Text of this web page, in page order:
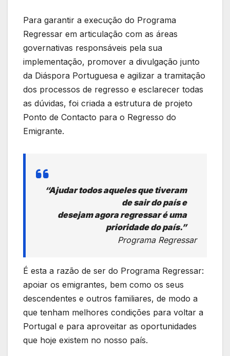
Para garantir a execução do Programa
Regressar em articulação com as áreas
governativas responsáveis pela sua
implementação, promover a divulgação junto
da Diáspora Portuguesa e agilizar a tramitação
dos processos de regresso e esclarecer todas
as dúvidas, foi criada a estrutura de projeto
Ponto de Contacto para o Regresso do
Emigrante.
“Ajudar todos aqueles que tiveram
de sair do país e
desejam agora regressar é uma
prioridade do país.”
Programa Regressar
É esta a razão de ser do Programa Regressar:
apoiar os emigrantes, bem como os seus
descendentes e outros familiares, de modo a
que tenham melhores condições para voltar a
Portugal e para aproveitar as oportunidades
que hoje existem no nosso país.